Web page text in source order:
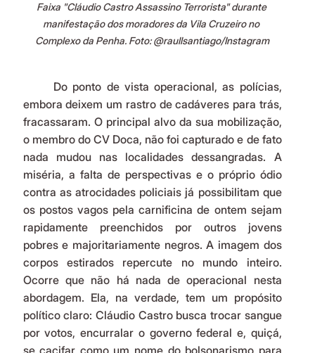
Faixa "Cláudio Castro Assassino Terrorista" durante
manifestação dos moradores da Vila Cruzeiro no
Complexo da Penha. Foto: @raullsantiago/Instagram
embora deixem um rastro de cadáveres para trás,
fracassaram. O principal alvo da sua mobilização,
o membro do CV Doca, não foi capturado e de fato
nada mudou nas localidades dessangradas. A
miséria, a falta de perspectivas e o próprio ódio
contra as atrocidades policiais já possibilitam que
os postos vagos pela carnificina de ontem sejam
rapidamente preenchidos por outros jovens
pobres e majoritariamente negros. A imagem dos
corpos estirados repercute no mundo inteiro.
Ocorre que não há nada de operacional nesta
abordagem. Ela, na verdade, tem um propósito
político claro: Cláudio Castro busca trocar sangue
por votos, encurralar o governo federal e, quiçá,